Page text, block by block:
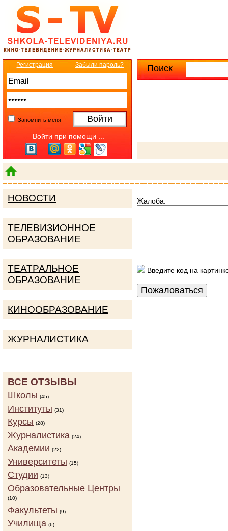
Поиск
Регистрация Забыли пароль?
Запомнить меня
Войти при помощи ...
Жалоба:
Введите код на
НОВОСТИ
ТЕЛЕВИЗИОННОЕ
ОБРАЗОВАНИЕ
ТЕАТРАЛЬНОЕ
ОБРАЗОВАНИЕ
КИНООБРАЗОВАНИЕ
ЖУРНАЛИСТИКА
ВСЕ ОТЗЫВЫ
Школы (45)
Институты (31)
Курсы (28)
Журналистика (24)
Академии (22)
Университеты (15)
Студии (13)
Образовательные Центры
(10)
Факультеты (9)
Училища (6)